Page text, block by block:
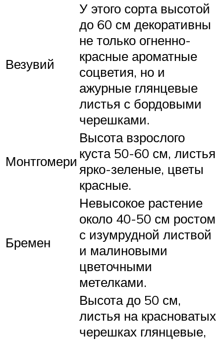
Везувий
У этого сорта высотой
до 60 см декоративны
не только огненно-
красные ароматные
соцветия, но и
ажурные глянцевые
листья с бордовыми
черешками.
Монтгомери
Высота взрослого
куста 50-60 см, листья
ярко-зеленые, цветы
красные.
Бремен
Невысокое растение
около 40-50 см ростом
с изумрудной листвой
и малиновыми
цветочными
метелками.
Высота до 50 см,
листья на красноватых
черешках глянцевые,